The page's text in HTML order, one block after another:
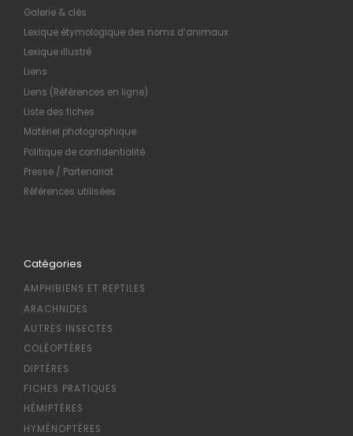
Galerie & clés
Lexique étymologique des noms d’animaux
Lexique illustré
Liens
Liens (Références en ligne)
Liste des fiches
Matériel photographique
Politique de confidentialité
Presse / Partenariat
Références utilisées
Catégories
AMPHIBIENS ET REPTILES
ARACHNIDES
AUTRES INSECTES
COLÉOPTÈRES
DIPTÈRES
FICHES PRATIQUES
HÉMIPTÈRES
HYMÉNOPTÈRES